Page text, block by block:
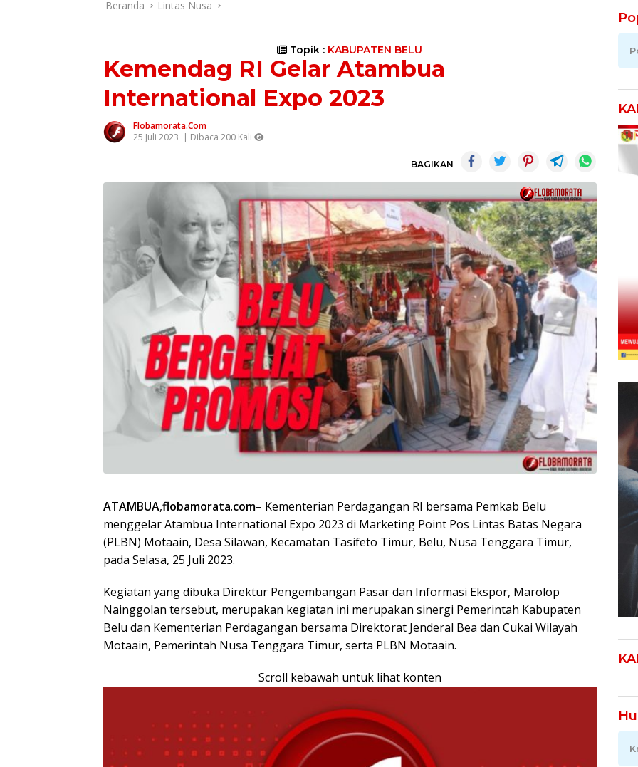
Beranda Lintas Nusa
Topik : KABUPATEN BELU
Kemendag RI Gelar Atambua
International Expo 2023
Flobamorata.com
25 Juli 2023 | Dibaca 200 Kali
BAGIKAN
ATAMBUA,flobamorata.com– Kementerian Perdagangan RI bersama Pemkab Belu
menggelar Atambua International Expo 2023 di Marketing Point Pos Lintas Batas Negara
(PLBN) Motaain, Desa Silawan, Kecamatan Tasifeto Timur, Belu, Nusa Tenggara Timur,
pada Selasa, 25 Juli 2023.
Kegiatan yang dibuka Direktur Pengembangan Pasar dan Informasi Ekspor, Marolop
Nainggolan tersebut, merupakan kegiatan ini merupakan sinergi Pemerintah Kabupaten
Belu dan Kementerian Perdagangan bersama Direktorat Jenderal Bea dan Cukai Wilayah
Motaain, Pemerintah Nusa Tenggara Timur, serta PLBN Motaain.
Scroll kebawah untuk lihat konten